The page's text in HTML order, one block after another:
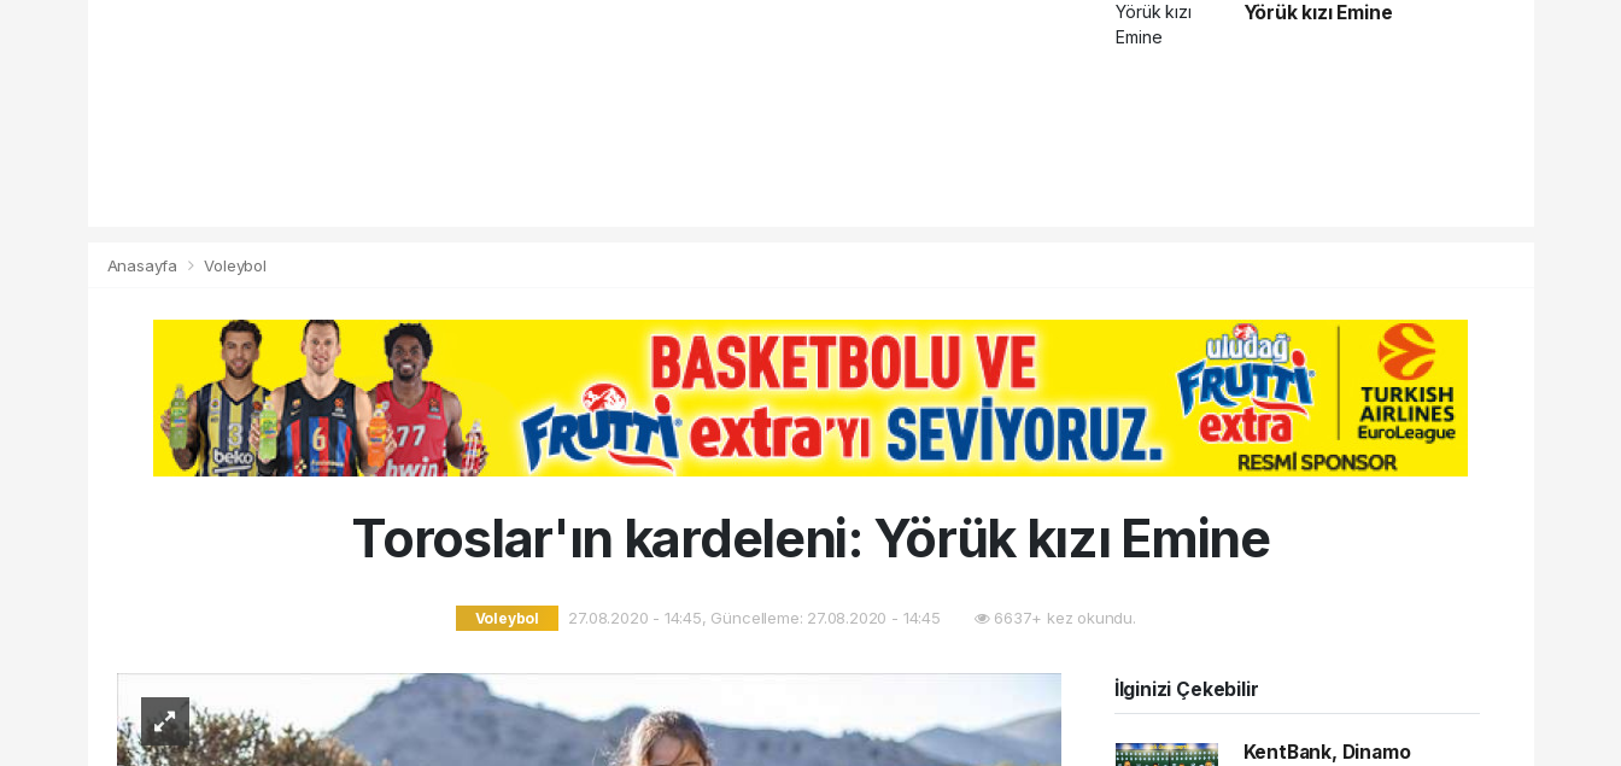
Yörük kızı Emine
Anasayfa Voleybol
Toroslar'ın kardeleni: Yörük kızı Emine
Voleybol 27.08.2020 - 14:45, Güncelleme: 27.08.2020 - 14:45 6637+ kez okundu.
İlginizi Çekebilir
KentBank, Dinamo